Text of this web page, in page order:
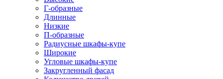
Г-образные
Длинные
Низкие
П-образные
Радиусные шкафы-купе
Широкие
Угловые шкафы-купе
Закругленный фасад